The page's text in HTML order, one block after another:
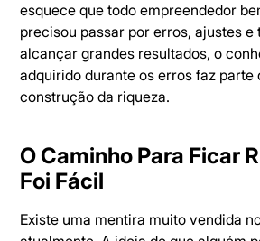
esquece que todo empreendedor
precisou passar por erros, ajustes
alcançar grandes resultados, o
adquirido durante os erros faz parte
construção da riqueza.
O Caminho Para Ficar
Foi Fácil
Existe uma mentira muito vendida